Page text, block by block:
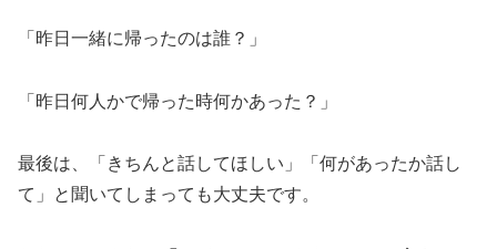
「昨日一緒に帰ったのは誰？」
「昨日何人かで帰った時何かあった？」
最後は、「きちんと話してほしい」「何があったか話し
て」と聞いてしまっても大丈夫です。